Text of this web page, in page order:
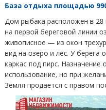
База отдыха площадью
Дом рыбака расположен в 28
на первой береговой линии
живописное — из окон
вид на озеро и лес. У берега
каркас под пирс.
использование, но при
Земля продается с правом